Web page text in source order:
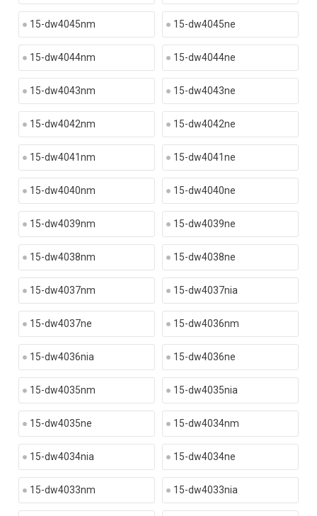
15-dw4045nm 15-dw4045ne
15-dw4044nm 15-dw4044ne
15-dw4043nm 15-dw4043ne
15-dw4042nm 15-dw4042ne
15-dw4041nm 15-dw4041ne
15-dw4040nm 15-dw4040ne
15-dw4039nm 15-dw4039ne
15-dw4038nm 15-dw4038ne
15-dw4037nm 15-dw4037nia
15-dw4037ne 15-dw4036nm
15-dw4036nia 15-dw4036ne
15-dw4035nm 15-dw4035nia
15-dw4035ne 15-dw4034nm
15-dw4034nia 15-dw4034ne
15-dw4033nm 15-dw4033nia